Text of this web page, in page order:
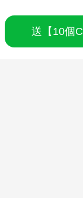
送【10個